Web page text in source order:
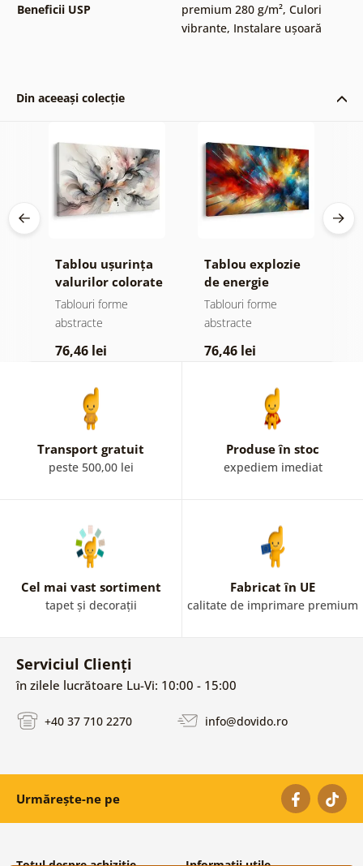
Beneficii USP
premium 280 g/m², Culori
vibrante, Instalare ușoară
Din aceeași colecție
Tablou ușurința
valurilor colorate
Tablouri forme
abstracte
76,46 lei
Tablou explozie
de energie
colorată
Tablouri forme
abstracte
76,46 lei
Transport gratuit
peste 500,00 lei
Produse în stoc
expediem imediat
Cel mai vast sortiment
tapet și decorații
Fabricat în UE
calitate de imprimare premium
Serviciul Clienți
în zilele lucrătoare Lu-Vi: 10:00 - 15:00
+40 37 710 2270 info@dovido.ro
Urmărește-ne pe